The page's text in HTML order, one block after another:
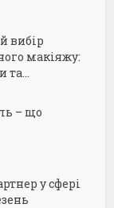
вибір
макіяжу:
та...
– що
у сфері